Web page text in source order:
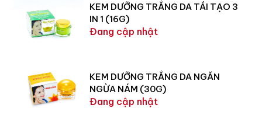
KEM DƯỠNG TRẮNG DA TÁI TẠO 3
IN 1 (16G)
Đang cập nhật
KEM DƯỠNG TRẮNG DA NGĂN
NGỪA NÁM (30G)
Đang cập nhật